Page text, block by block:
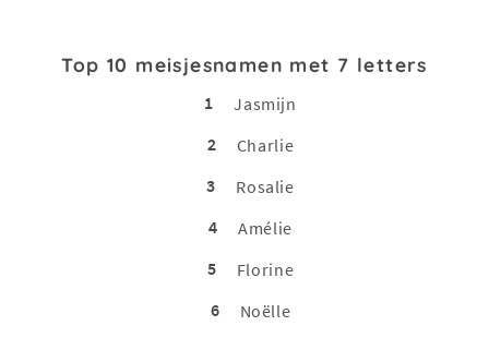
Top 10 meisjesnamen met 7 letters
1
Jasmijn
2
Charlie
3
Rosalie
4
Amélie
5
Florine
6
Noëlle